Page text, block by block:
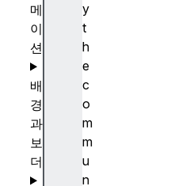
y
t
h
e
c
o
m
m
u
n
메
이
션
배
경
과
보
더